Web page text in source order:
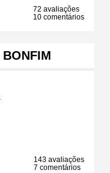
72 avaliações
10 comentários
143 avaliações
7 comentários